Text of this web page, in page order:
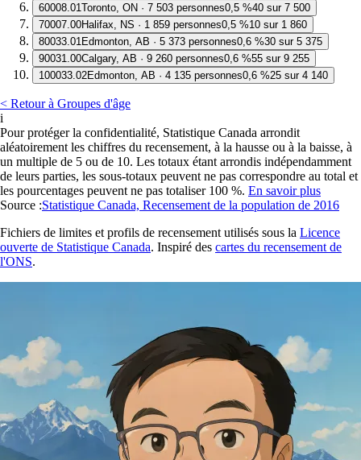
60008.01Toronto, ON · 7 503 personnes0,5 %40 sur 7 500
70007.00Halifax, NS · 1 859 personnes0,5 %10 sur 1 860
80033.01Edmonton, AB · 5 373 personnes0,6 %30 sur 5 375
90031.00Calgary, AB · 9 260 personnes0,6 %55 sur 9 255
100033.02Edmonton, AB · 4 135 personnes0,6 %25 sur 4 140
< Retour à Groupes d'âge
i
Pour protéger la confidentialité, Statistique Canada arrondit
aléatoirement les chiffres du recensement, à la hausse ou à la baisse, à
un multiple de 5 ou de 10. Les totaux étant arrondis indépendamment
de leurs parties, les sous-totaux peuvent ne pas correspondre au total et
les pourcentages peuvent ne pas totaliser 100 %. En savoir plus
Source :Statistique Canada, Recensement de la population de 2016
Fichiers de limites et profils de recensement utilisés sous la Licence
ouverte de Statistique Canada. Inspiré des cartes du recensement de
l'ONS.